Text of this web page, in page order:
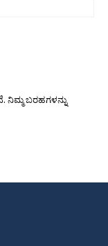
ನಿಮ್ಮ ಬರಹಗಳನ್ನು